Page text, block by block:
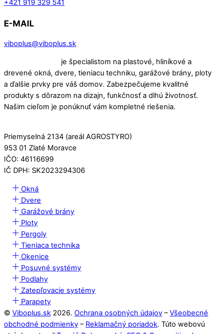
+421 919 329 541
E-MAIL
viboplus@viboplus.sk
je špecialistom na plastové, hliníkové a
drevené okná, dvere, tieniacu techniku, garážové brány, ploty
a ďalšie prvky pre váš domov. Zabezpečujeme kvalitné
produkty s dôrazom na dizajn, funkčnosť a dlhú životnosť.
Našim cieľom je ponúknuť vám kompletné riešenia.
Priemyselná 2134 (areál AGROSTYRO)
953 01 Zlaté Moravce
IČO: 46116699
IČ DPH: SK2023294306
Okná
Dvere
Garážové brány
Ploty
Pergoly
Tieniaca technika
Okenice
Posuvné systémy
Podlahy
Zatepľovacie systémy
Parapety
© Viboplus.sk 2026. Ochrana osobných údajov –Všeobecné
obchodné podmienky – Reklamačný poriadok. Túto webovú